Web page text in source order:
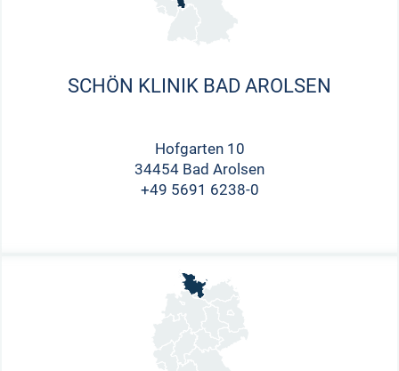
SCHÖN KLINIK BAD AROLSEN
Hofgarten 10
34454 Bad Arolsen
+49 5691 6238-0